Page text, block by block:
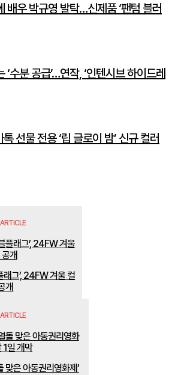
배우 박규영 발탁…신제품 ‘팬텀 블러
수분 공급’…연작, ‘인텐시브 하이드레
선물 전용 ‘립 글로이 밤’ 신규 컬러
래그’, 24FW 겨울 컬
개
맞은 아동권리영화제’